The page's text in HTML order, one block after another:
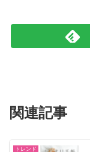
関連記事
トレンド